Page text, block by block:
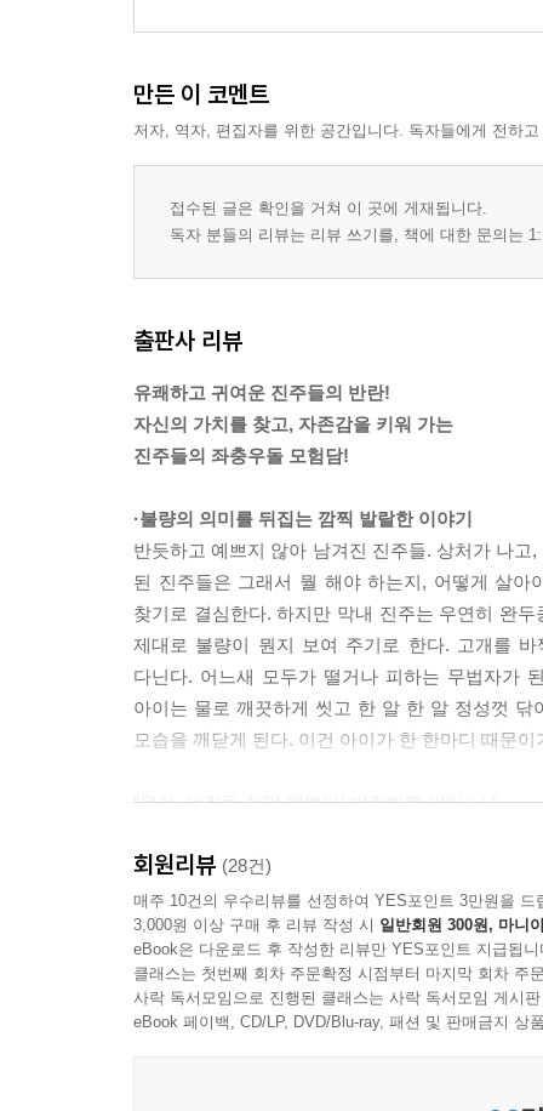
만든 이 코멘트
저자, 역자, 편집자를 위한 공간입니다. 독자들에게 전하
접수된 글은 확인을 거쳐 이 곳에 게재됩니다.
독자 분들의 리뷰는 리뷰 쓰기를, 책에 대한 문의는
출판사 리뷰
유쾌하고 귀여운 진주들의 반란!
자신의 가치를 찾고, 자존감을 키워 가는
진주들의 좌충우돌 모험담!
·불량의 의미를 뒤집는 깜찍 발랄한 이야기
반듯하고 예쁘지 않아 남겨진 진주들. 상처가 나
된 진주들은 그래서 뭘 해야 하는지, 어떻게 살
찾기로 결심한다. 하지만 막내 진주는 우연히 완
제대로 불량이 뭔지 보여 주기로 한다. 고개를
다닌다. 어느새 모두가 떨거나 피하는 무법자가
아이는 물로 깨끗하게 씻고 한 알 한 알 정성껏
모습을 깨닫게 된다. 이건 아이가 한 한마디 때문이
“우아, 너희들 정말 예쁘다! 반짝반짝 빛이 나,”
진주들은 그 말에 자신들의 쓸모와 아름다움에 대
아이는 불량 진주들을 실로 정성껏 꿰어 세상에
누군가의 기쁨의 선물이 된 불량 진주들은 그 어
시선의 중요함을 일깨워 주는 그림책이다. 『거
부분, 커커스 리뷰 등 주목을 받아온 허정윤 작가의
회원리뷰 (28건)
매주 10건의 우수리뷰를 선정하여 YES포인트 3만원을 드
3,000원 이상 구매 후 리뷰 작성 시 일반회원 300원, 마니
eBook은 다운로드 후 작성한 리뷰만 YES포인트 지급됩니
클래스는 첫번째 회차 주문확정 시점부터 마지막 회차 주
사락 독서모임으로 진행된 클래스는 사락 독서모임 게시
eBook 페이백, CD/LP, DVD/Blu-ray, 패션 및 판매금지 상